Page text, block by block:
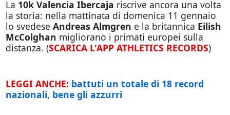
La 10k Valencia Ibercaja riscrive ancora una volta
la storia: nella mattinata di domenica 11 gennaio
lo svedese Andreas Almgren e la britannica Eilish
McColghan migliorano i primati europei sulla
distanza. (SCARICA L'APP ATHLETICS RECORDS)
LEGGI ANCHE: battuti un totale di 18 record
nazionali, bene gli azzurri